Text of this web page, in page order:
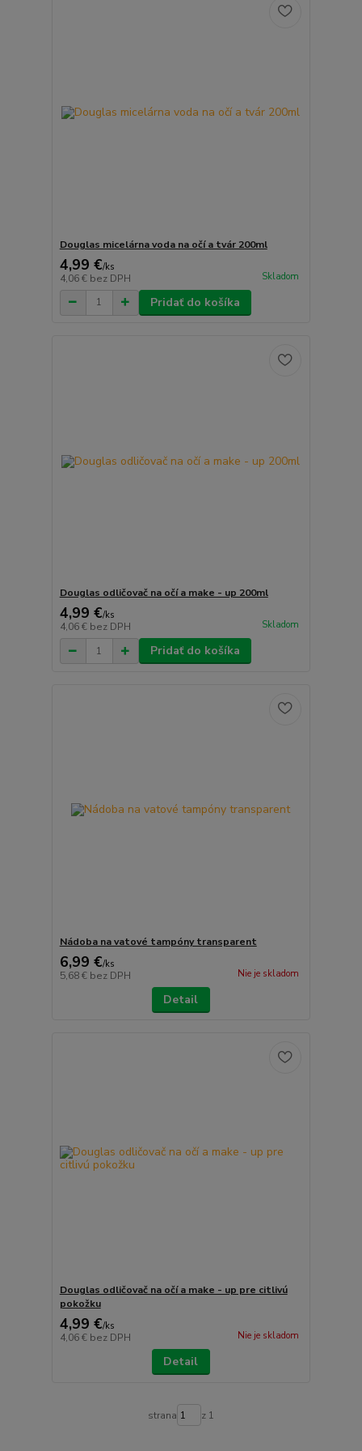
Douglas micelárna voda na očí a tvár 200ml
4,99 €/ks
4,06 € bez DPH Skladom
Pridať do košíka
Douglas odličovač na očí a make - up 200ml
4,99 €/ks
4,06 € bez DPH Skladom
Pridať do košíka
Nádoba na vatové tampóny transparent
6,99 €/ks
5,68 € bez DPH Nie je skladom
Detail
Douglas odličovač na očí a make - up pre citlivú
pokožku
4,99 €/ks
4,06 € bez DPH Nie je skladom
Detail
strana z 1